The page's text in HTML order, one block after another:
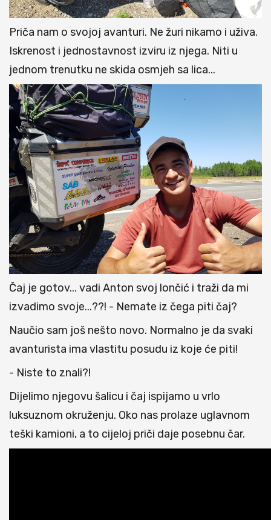
Priča nam o svojoj avanturi. Ne žuri nikamo i uživa.
Iskrenost i jednostavnost izviru iz njega. Niti u
jednom trenutku ne skida osmjeh sa lica...
Čaj je gotov... vadi Anton svoj lončić i traži da mi
izvadimo svoje...??! - Nemate iz čega piti čaj?
Naučio sam još nešto novo. Normalno je da svaki
avanturista ima vlastitu posudu iz koje će piti!
- Niste to znali?!
Dijelimo njegovu šalicu i čaj ispijamo u vrlo
luksuznom okruženju. Oko nas prolaze uglavnom
teški kamioni, a to cijeloj priči daje posebnu čar.